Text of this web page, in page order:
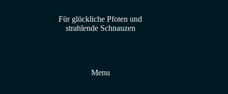
Für glückliche Pfoten und
strahlende Schnauzen
Menu